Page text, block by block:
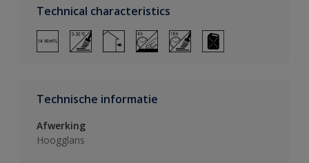
Technical characteristics
Technische informatie
Afwerking
Hoogglans